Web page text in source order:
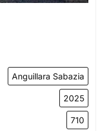
Anguillara Sabazia
2025
710